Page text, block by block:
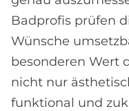
Badprofis prüfen
Wünsche
besonderen Wert
nicht nur
funktional und